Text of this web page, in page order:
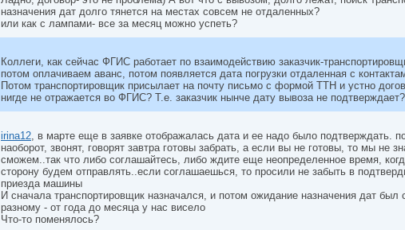
назначения дат долго тянется на местах совсем не отдаленных?
или как с лампами- все за месяц можно успеть?
Коллеги, как сейчас ФГИС работает по взаимодействию заказчик-
потом оплачиваем аванс, потом появляется дата погрузки отдаленная с
Потом транспортировщик присылает на почту письмо с формой ТТН и устно
нигде не отражается во ФГИС? Т.е. заказчик нынче дату вывоза не подтверждает?
irina12, в марте еще в заявке отображалась дата и ее надо было подтверждать.
наоборот, звонят, говорят завтра готовы забрать, а если вы не готовы, то мы не
сможем..так что либо соглашайтесь, либо ждите еще неопределенное время,
сторону будем отправлять..если соглашаешься, то просили не забыть в
приезда машины
И сначала транспортировщик назначался, и потом ожидание назначения дат был
разному - от года до месяца у нас висело
Что-то поменялось?